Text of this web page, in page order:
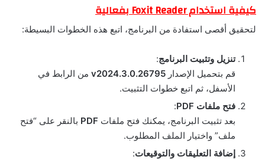
كيفية استخدام Foxit Reader بفعالية
لتحقيق أقصى استفادة من البرنامج، اتبع هذه الخطوات البسيطة:
تنزيل وتثبيت البرنامج:
قم بتحميل الإصدار v2024.3.0.26795 من الرابط في
الأسفل، ثم اتبع خطوات التثبيت.
فتح ملفات PDF
:
بعد تثبيت البرنامج، يمكنك فتح ملفات PDF بالنقر على “فتح
ملف” واختيار الملف المطلوب.
إضافة التعليقات والتوقيعات: